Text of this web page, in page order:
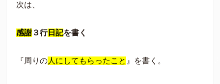
次は、
感謝３行 日記を書く
『周りの人にしてもらったこと 』を書く。